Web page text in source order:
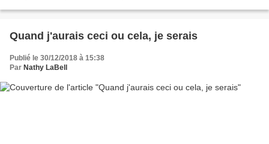
Quand j'aurais ceci ou cela, je serais
Publié le 30/12/2018 à 15:38
Par Nathy LaBell